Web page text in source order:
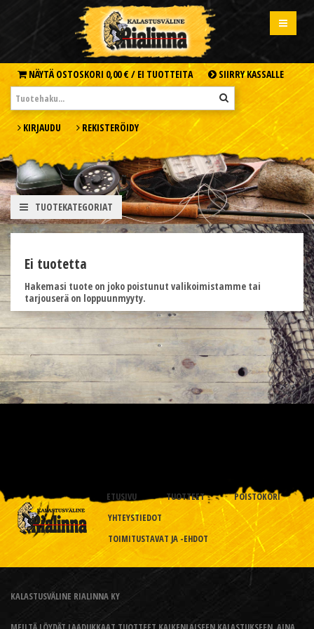
NÄYTÄ OSTOSKORI 0,00 € / EI TUOTTEITA SIIRRY KASSALLE
KIRJAUDU REKISTERÖIDY
TUOTEKATEGORIAT
Ei tuotetta
Hakemasi tuote on joko poistunut valikoimistamme tai
tarjouserä on loppuunmyyty.
ETUSIVU TUOTTEET
POISTOKORI
YHTEYSTIEDOT
TOIMITUSTAVAT JA -EHDOT
KALASTUSVÄLINE RIALINNA KY